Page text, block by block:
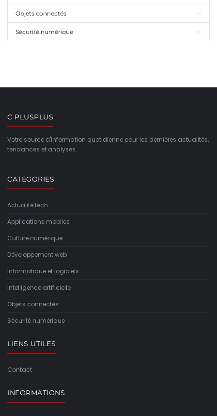
Objets connectés
Sécurité numérique
C PLUSPLUS
Votre source d'information quotidienne pour les dernières actualités,
tendances et analyses.
CATÉGORIES
Actualité tech
Applications mobiles
Culture numérique
Développement web
Informatique et logiciels
Intelligence artificielle
Objets connectés
Sécurité numérique
LIENS UTILES
Contact
INFORMATIONS